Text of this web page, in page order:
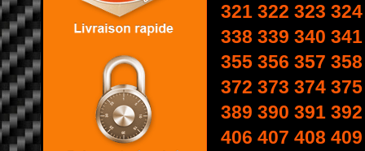
321 322 323 324
338 339 340 341
355 356 357 358
372 373 374 375
389 390 391 392
406 407 408 409